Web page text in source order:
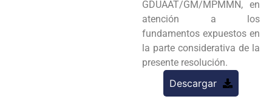
GDUAAT/GM/MPMMN, en
atención a los
fundamentos expuestos en
la parte considerativa de la
presente resolución.
Descargar